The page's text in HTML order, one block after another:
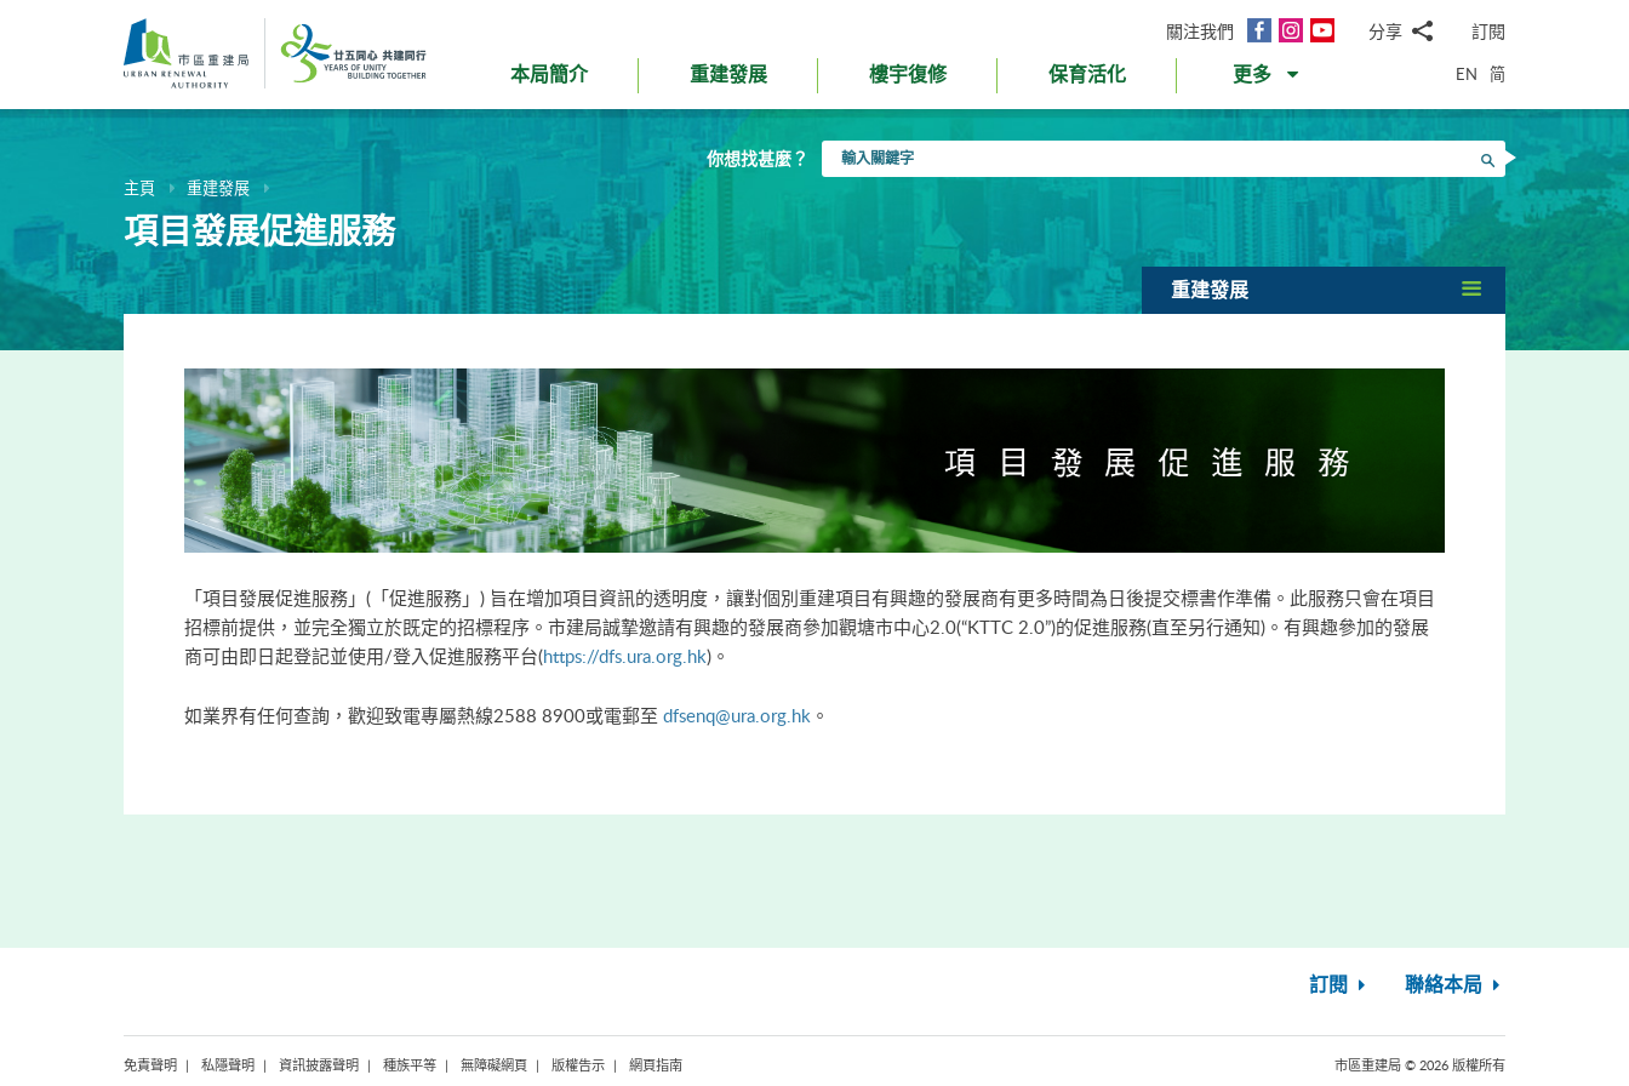
內
關注我們
面
InstagramYouTube分享
郵WhatsApp
微
信
面
書Twitter
LinkedIn
微
訂閱
本局簡介 重建發展 樓宇復修 保育活化 更多 EN 简
你想找甚麼？
入
搜尋
主頁 重建發展
項目發展促進服務
重建發展
「項目發展促進服務」(「促進服務」) 旨在增加項目資訊的透明度，讓對個別重建項目有興趣的發展商有更多時間為日後提交標書作準備。此服務只會在項目
招標前提供，並完全獨立於既定的招標程序。市建局誠摯邀請有興趣的發展商參加觀塘市中心2.0(“KTTC 2.0”)的促進服務(直至另行通知)。有興趣參加的發展
商可由即日起登記並使用/登入促進服務平台(https://dfs.ura.org.hk)。
如業界有任何查詢，歡迎致電專屬熱線2588 8900或電郵至 dfsenq@ura.org.hk 。
訂閱 聯絡本局
免責聲明 私隱聲明 資訊披露聲明 種族平等 無障礙網頁 版權告示 網頁指南 市區重建局 © 2026 版權所有